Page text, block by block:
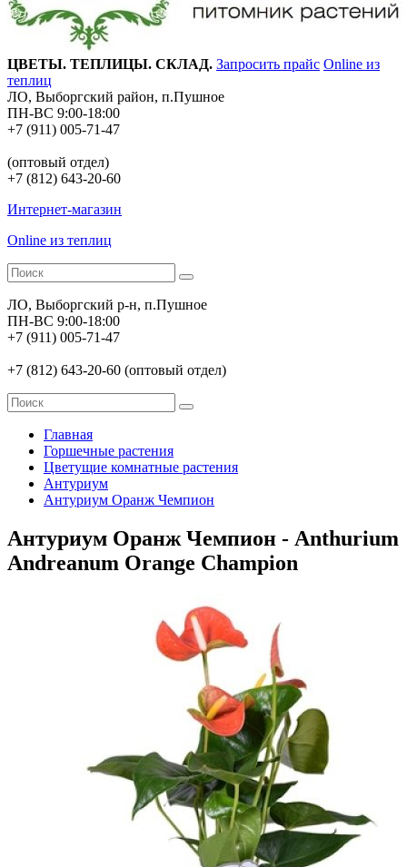
ЦВЕТЫ. ТЕПЛИЦЫ. СКЛАД. Запросить прайс Online из
теплиц
ЛО, Выборгский район, п.Пушное
ПН-ВС 9:00-18:00
+7 (911) 005-71-47
(оптовый отдел)
+7 (812) 643-20-60
Интернет-магазин
Online из теплиц
ЛО, Выборгский р-н, п.Пушное
ПН-ВС 9:00-18:00
+7 (911) 005-71-47
+7 (812) 643-20-60 (оптовый отдел)
Главная
Горшечные растения
Цветущие комнатные растения
Антуриум
Антуриум Оранж Чемпион
Антуриум Оранж Чемпион - Anthurium
Andreanum Orange Champion